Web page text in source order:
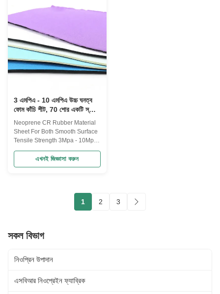
often contact local vibration,
moisture, moisture proof,
mildew. Specification item value
Product Name football jacquard
knitted fabric Customize
Thickness Neoprene fabric
Material Neoprene SBR, SCR,
CR Color Black, Cream & White
Thickness 1.0- 7.0mm or
3 এমপিএ - 10 এমপিএ উচ্চ ঘনত্ব
ফোম কাঁচি শীট, 70 শোর একটি স্কাবা
ফোম কাপড়
Neoprene CR Rubber Material
Sheet For Both Smooth Surface
Tensile Strength 3Mpa - 10Mpa
working days Packaging
Detailsplastic bags colorBlack,
Length1~50m or as requirement
tensile strength3Mpa~20Mpa
elongation200%~500%
g/cm3 ApplicationUsed for
shock absorption Description 1.
We provide SBR, SCR, CR with
এখনই জিজ্ঞাসা করুন
1 2 3
সকল বিভাগ
নিওপ্রিন উপাদান
এসবিআর নিওপ্রেইন ফ্যাব্রিক